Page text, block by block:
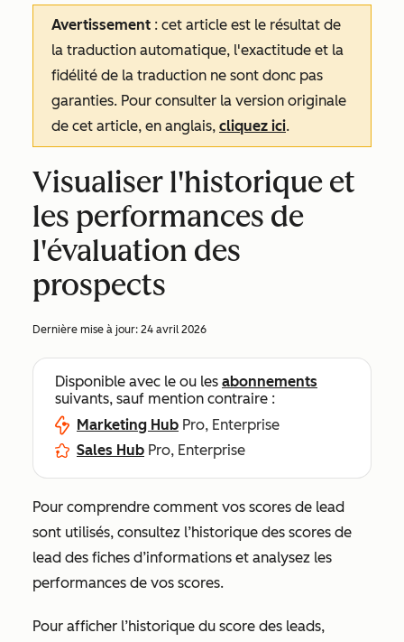
Avertissement : cet article est le résultat de
la traduction automatique, l'exactitude et la
fidélité de la traduction ne sont donc pas
garanties. Pour consulter la version originale
de cet article, en anglais, cliquez ici.
Visualiser l'historique et
les performances de
l'évaluation des
prospects
Dernière mise à jour: 24 avril 2026
Disponible avec le ou les abonnements
suivants, sauf mention contraire :
Marketing Hub Pro, Enterprise
Sales Hub Pro, Enterprise
Pour comprendre comment vos scores de lead
sont utilisés, consultez l’historique des scores de
lead des fiches d’informations et analysez les
performances de vos scores.
Pour afficher l’historique du score des leads,